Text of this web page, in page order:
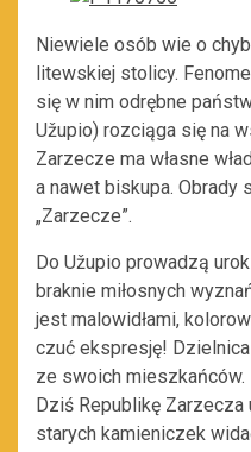
Niewiele osób wie o
litewskiej stolicy.
się w nim odrębne
Užupio) rozciąga się na
Zarzecze ma własne
a nawet biskupa. Obrady
„Zarzecze”.
Do Užupio prowadzą
braknie miłosnych
jest malowidłami,
czuć ekspresję!
ze swoich
Dziś Republikę Zarzecza
starych kamieniczek